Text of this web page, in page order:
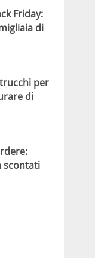
Friday:
di
per
di
scontati